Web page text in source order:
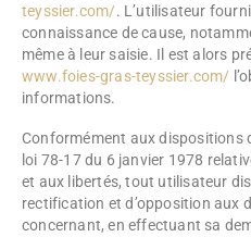
teyssier.com/. L’utilisateur
connaissance de cause,
même à leur saisie. Il est alors
www.foies-gras-teyssier.com/
informations.
Conformément aux dispositions
loi 78-17 du 6 janvier 1978
et aux libertés, tout utilisateur
rectification et d’opposition aux
concernant, en effectuant sa